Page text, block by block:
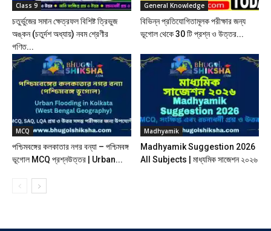
Class 9
চতুর্ভুজের সমান ক্ষেত্রফল বিশিষ্ট ত্রিভুজ
অঙ্কন (চতুর্দশ অধ্যায়) নবম শ্রেণীর
গণিত...
General Knowledge
বিভিন্ন প্রতিযোগিতামূলক পরীক্ষার জন্য
ভূগোল থেকে 30 টি প্রশ্ন ও উত্তর...
MCQ
পশ্চিমবঙ্গের কলকাতার নগর বন্যা – পশ্চিমবঙ্গ
ভূগোল MCQ প্রশ্নউত্তর | Urban...
Madhyamik
Madhyamik Suggestion 2026
All Subjects | মাধ্যমিক সাজেশন ২০২৬